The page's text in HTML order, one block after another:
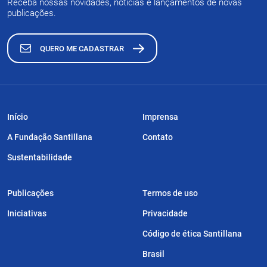
Receba nossas novidades, notícias e lançamentos de novas
publicações.
QUERO ME CADASTRAR
Início
A Fundação Santillana
Sustentabilidade
Publicações
Iniciativas
Imprensa
Contato
Termos de uso
Privacidade
Código de ética Santillana
Brasil